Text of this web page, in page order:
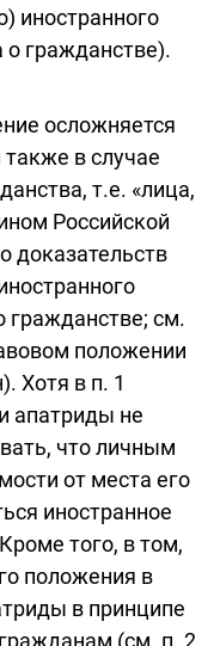
иностранного
о гражданстве).
осложняется
в случае
т.е. «лица,
Российской
гражданстве; см.
положении
Хотя в п. 1
апатриды не
что личным
от места его
иностранное
того, в том,
положения в
в принципе
(см. п. 2